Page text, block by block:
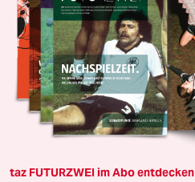
taz FUTURZWEI im Abo entdecken